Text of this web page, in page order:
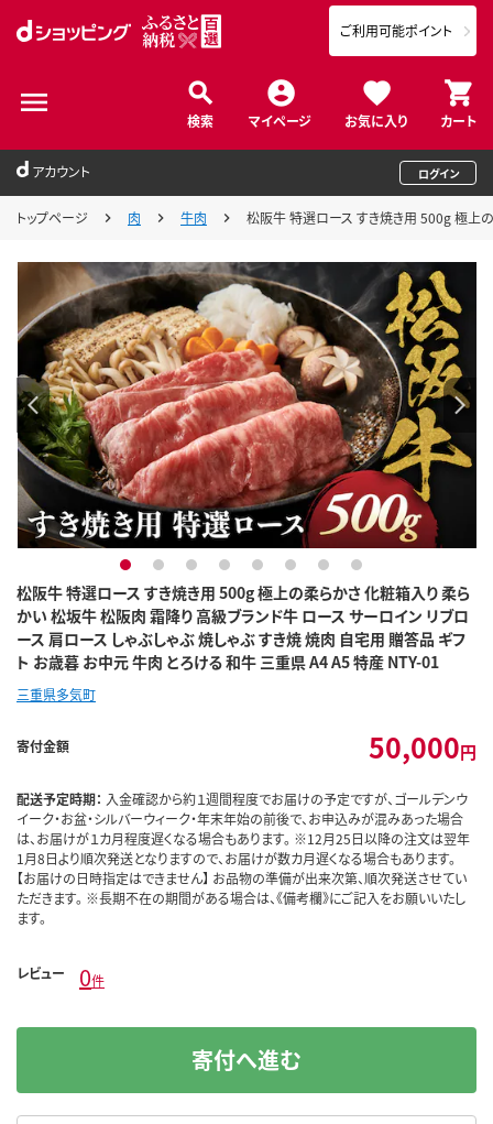
検索 マイページ お気に入り カート
ご利用可能ポイント
アカウント ログイン
トップページ 肉 牛肉 松阪牛 特選ロース すき焼き用 500g 極上
松阪牛 特選ロース すき焼き用 500g 極上の柔らかさ 化粧箱入り 柔ら
かい 松坂牛 松阪肉 霜降り 高級ブランド牛 ロース サーロイン リブロ
ース 肩ロース しゃぶしゃぶ 焼しゃぶ すき焼 焼肉 自宅用 贈答品 ギフ
ト お歳暮 お中元 牛肉 とろける 和牛 三重県 A4 A5 特産 NTY-01
1 2 3 4 5 6 7 8
三重県多気町
寄付金額 50,000円
配送予定時期： 入金確認から約１週間程度でお届けの予定ですが、ゴールデンウ
イーク・お盆・シルバーウィーク・年末年始の前後で、お申込みが混みあった場合
は、お届けが１カ月程度遅くなる場合もあります。 ※12月25日以降の注文は翌年
1月8日より順次発送となりますので、お届けが数カ月遅くなる場合もあります。
【お届けの日時指定はできません】 お品物の準備が出来次第、順次発送させてい
ただきます。 ※長期不在の期間がある場合は、《備考欄》にご記入をお願いいたし
ます。
レビュー 0件
寄付へ進む